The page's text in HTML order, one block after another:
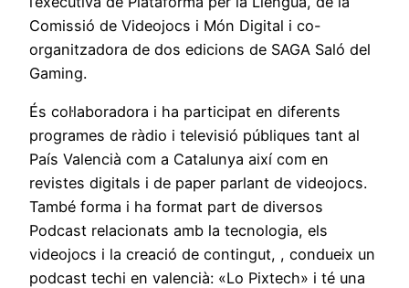
Comissió de Videojocs i Món Digital i co-
organitzadora de dos edicions de SAGA Saló del
Gaming.
És col·laboradora i ha participat en diferents
programes de ràdio i televisió públiques tant al
País Valencià com a Catalunya així com en
revistes digitals i de paper parlant de videojocs.
També forma i ha format part de diversos
Podcast relacionats amb la tecnologia, els
videojocs i la creació de contingut, , condueix un
podcast techi en valencià: «Lo Pixtech» i té una